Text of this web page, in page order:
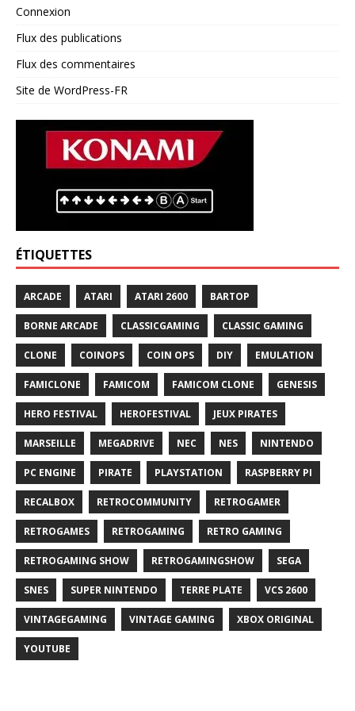
Connexion
Flux des publications
Flux des commentaires
Site de WordPress-FR
ÉTIQUETTES
ARCADE ATARI ATARI 2600 BARTOP
BORNE ARCADE CLASSICGAMING CLASSIC GAMING
CLONE COINOPS COIN OPS DIY EMULATION
FAMICLONE FAMICOM FAMICOM CLONE GENESIS
HERO FESTIVAL HEROFESTIVAL JEUX PIRATES
MARSEILLE MEGADRIVE NEC NES NINTENDO
PC ENGINE PIRATE PLAYSTATION RASPBERRY PI
RECALBOX RETROCOMMUNITY RETROGAMER
RETROGAMES RETROGAMING RETRO GAMING
RETROGAMING SHOW RETROGAMINGSHOW SEGA
SNES SUPER NINTENDO TERRE PLATE VCS 2600
VINTAGEGAMING VINTAGE GAMING XBOX ORIGINAL
YOUTUBE